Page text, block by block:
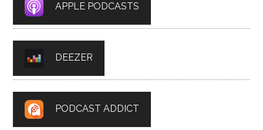
APPLE PODCASTS
DEEZER
PODCAST ADDICT